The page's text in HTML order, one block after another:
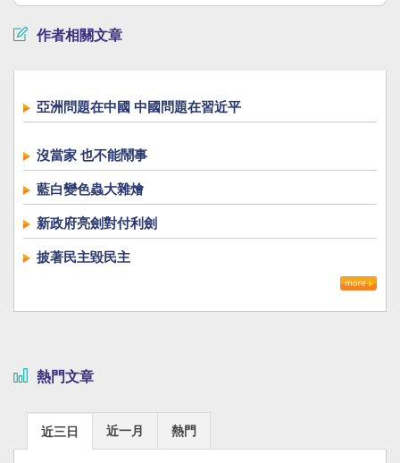
作者相關文章
亞洲問題在中國 中國問題在習近平
沒當家 也不能鬧事
藍白變色蟲大雜燴
新政府亮劍對付利劍
披著民主毀民主
熱門文章
近三日 近一月 熱門